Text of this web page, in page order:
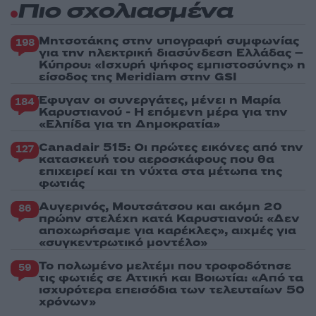
Πιο σχολιασμένα
198 Μητσοτάκης στην υπογραφή συμφωνίας
για την ηλεκτρική διασύνδεση Ελλάδας –
Κύπρου: «Ισχυρή ψήφος εμπιστοσύνης» η
είσοδος της Meridiam στην GSI
184 Έφυγαν οι συνεργάτες, μένει η Μαρία
Καρυστιανού - Η επόμενη μέρα για την
«Ελπίδα για τη Δημοκρατία»
127 Canadair 515: Οι πρώτες εικόνες από την
κατασκευή του αεροσκάφους που θα
επιχειρεί και τη νύχτα στα μέτωπα της
φωτιάς
86 Αυγερινός, Μουτσάτσου και ακόμη 20
πρώην στελέχη κατά Καρυστιανού: «Δεν
αποχωρήσαμε για καρέκλες», αιχμές για
«συγκεντρωτικό μοντέλο»
59 Το πολωμένο μελτέμι που τροφοδότησε
τις φωτιές σε Αττική και Βοιωτία: «Από τα
ισχυρότερα επεισόδια των τελευταίων 50
χρόνων»